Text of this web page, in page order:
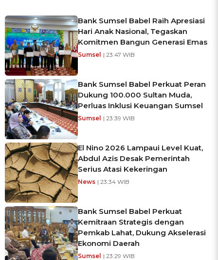
Bank Sumsel Babel Raih Apresiasi
Hari Anak Nasional, Tegaskan
Komitmen Bangun Generasi Emas
Sumsel | 23:47 WIB
Bank Sumsel Babel Perkuat Peran
Dukung 100.000 Sultan Muda,
Perluas Inklusi Keuangan Sumsel
Sumsel | 23:39 WIB
El Nino 2026 Lampaui Level Kuat,
Abdul Azis Desak Pemerintah
Serius Atasi Kekeringan
News | 23:34 WIB
Bank Sumsel Babel Perkuat
Kemitraan Strategis dengan
Pemkab Lahat, Dukung Akselerasi
Ekonomi Daerah
Sumsel | 23:29 WIB